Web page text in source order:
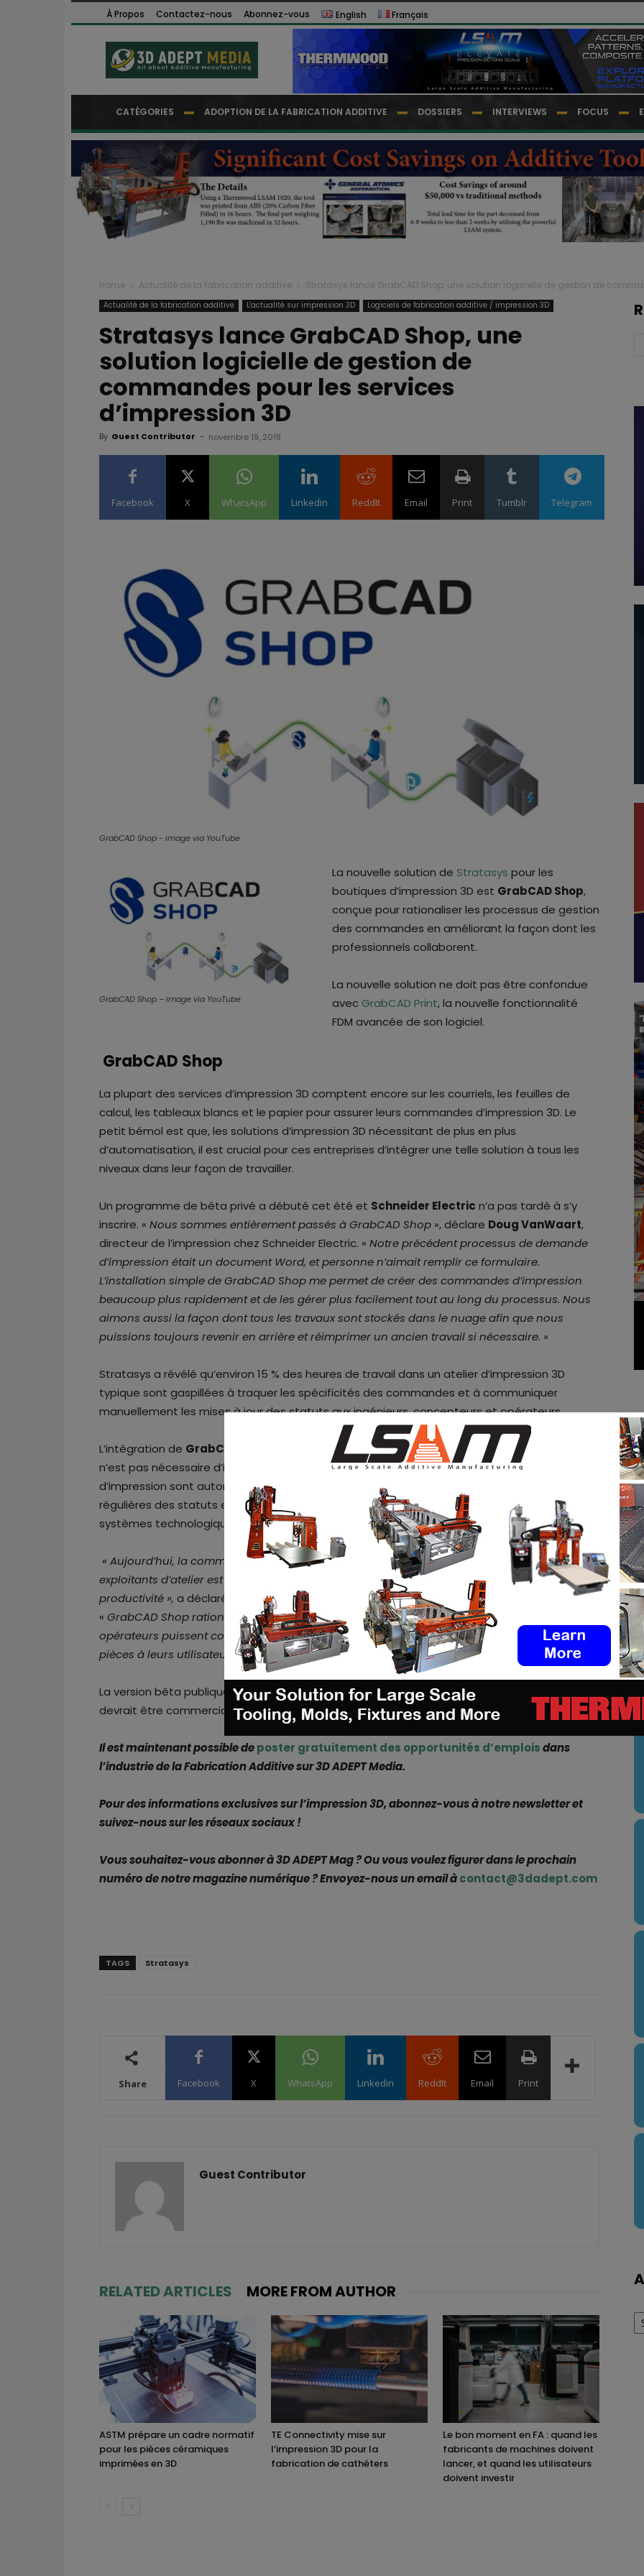
À Propos Contactez-nous Abonnez-vous English Français
CATÉGORIES ADOPTION DE LA FABRICATION ADDITIVE DOSSIERS INTERVIEWS FOCUS
Home Actualité de la fabrication additive Stratasys lance GrabCAD Shop, une solution logicielle de gestion de
Actualité de la fabrication additive L'actualité sur impression 3D Logiciels de fabrication additive / impression 3D
Stratasys lance GrabCAD Shop, une
solution logicielle de gestion de
commandes pour les services
d’impression 3D
By Guest Contributor - novembre 19, 2019
Facebook X WhatsApp Linkedin ReddIt Email Print Tumblr Telegram
GrabCAD Shop - image via YouTube
GrabCAD Shop – image via YouTube
La nouvelle solution de Stratasys pour les
boutiques d’impression 3D est GrabCAD Shop,
conçue pour rationaliser les processus de gestion
des commandes en améliorant la façon dont les
professionnels collaborent.
La nouvelle solution ne doit pas être confondue
avec GrabCAD Print, la nouvelle fonctionnalité
FDM avancée de son logiciel.
GrabCAD Shop
La plupart des services d’impression 3D comptent encore sur les courriels, les feuilles de
calcul, les tableaux blancs et le papier pour assurer leurs commandes d’impression 3D. Le
petit bémol est que, les solutions d’impression 3D nécessitant de plus en plus
d’automatisation, il est crucial pour ces entreprises d’intégrer une telle solution à tous les
niveaux dans leur façon de travailler.
Un programme de bêta privé a débuté cet été et Schneider Electric n’a pas tardé à s’y
inscrire. « Nous sommes entièrement passés à GrabCAD Shop », déclare Doug VanWaart,
directeur de l’impression chez Schneider Electric. « Notre précédent processus de demande
d’impression était un document Word, et personne n’aimait remplir ce formulaire.
L’installation simple de GrabCAD Shop me permet de créer des commandes d’impression
beaucoup plus rapidement et de les gérer plus facilement tout au long du processus. Nous
aimons aussi la façon dont tous les travaux sont stockés dans le nuage afin que nous
puissions toujours revenir en arrière et réimprimer un ancien travail si nécessaire. »
Stratasys a révélé qu’environ 15 % des heures de travail dans un atelier d’impression 3D
typique sont gaspillées à traquer les spécificités des commandes et à communiquer
manuellement les mises à jour des statuts aux ingénieurs, concepteurs et opérateurs.
L’intégration de GrabCAD Shop
dans une entreprise présente de nombreux avantages : il
n’est pas nécessaire d’implémenter un support informatique, les demandes de travail
d’impression sont automatiquement organisées par le logiciel en nuage, des mises à jour
régulières des statuts et même la possibilité d’ajouter des imprimantes tierces et des
systèmes technologiques de fabrication traditionnels.
« Aujourd’hui, la communication des exigences entre les concepteurs, les ingénieurs et les
exploitants d’atelier est inefficace et manque de traçabilité. Il en résulte une perte de
productivité », a déclaré Giaconia
, vice-président des logiciels produits chez Stratasys.
« GrabCAD Shop rationalise la gestion des bons de travail d’impression 3D afin que les
opérateurs puissent consacrer leur temps précieux à la fabrication et à la livraison des
pièces à leurs utilisateurs finaux
La version bêta publique de GrabCAD Shop est maintenant disponible gratuitement et
devrait être commercialisée dans le monde entier au premier trimestre 2020.
Il est maintenant possible deposter gratuitement des opportunités d’emploisdans
l’industrie de la Fabrication Additive sur 3D ADEPT Media.
Pour des informations exclusives sur l’impression 3D, abonnez-vous à notre newsletter et
suivez-nous sur les réseaux sociaux !
Vous souhaitez-vous abonner à 3D ADEPT Mag ? Ou vous voulez figurer dans le prochain
numéro de notre magazine numérique ? Envoyez-nous un email àcontact@3dadept.com
TAGS Stratasys
Share Facebook X WhatsApp Linkedin ReddIt Email Print
Guest Contributor
RELATED ARTICLES MORE FROM AUTHOR
ASTM prépare un cadre normatif
pour les pièces céramiques
imprimées en 3D
TE Connectivity mise sur
l’impression 3D pour la
fabrication de cathéters
Le bon moment en FA : quand les
fabricants de machines doivent
lancer, et quand les utilisateurs
doivent investir